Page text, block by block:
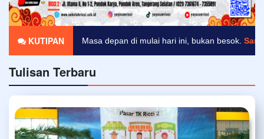
KUTIPAN Masa depan di mulai hari ini, bukan besok.
Tulisan Terbaru